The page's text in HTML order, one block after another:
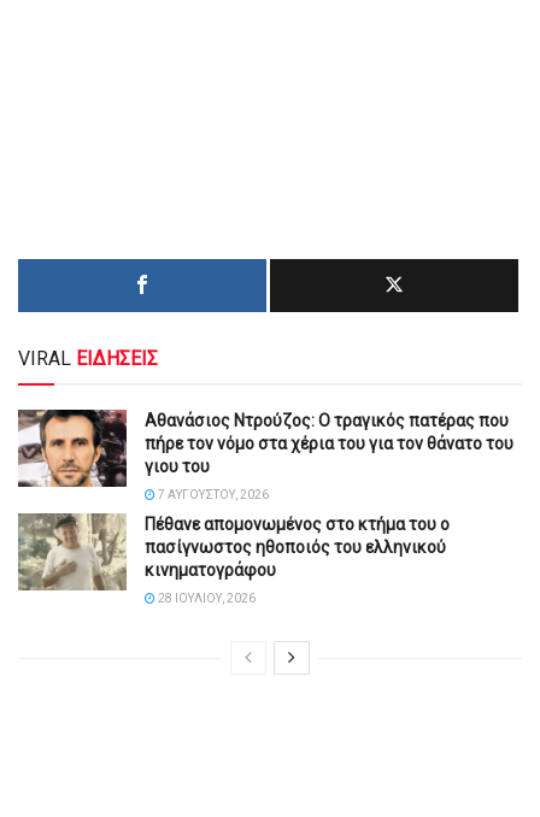
VIRAL ΕΙΔΗΣΕΙΣ
Αθανάσιος Ντρούζος: Ο τραγικός πατέρας που
πήρε τον νόμο στα χέρια του για τον θάνατο του
γιου του
7 ΑΥΓΟΎΣΤΟΥ, 2026
Πέθανε απομονωμένος στο κτήμα του ο
πασίγνωστος ηθοποιός του ελληνικού
κινηματογράφου
28 ΙΟΥΛΊΟΥ, 2026